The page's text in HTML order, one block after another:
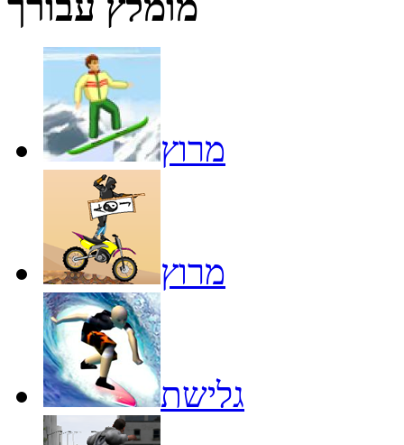
מרוץ
מרוץ
גלישת